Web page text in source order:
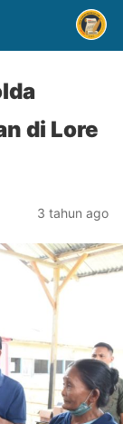
di Lore
3 tahun ago